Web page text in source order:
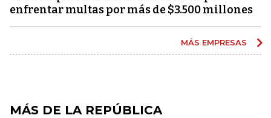
enfrentar multas por más de $3.500 millones
MÁS EMPRESAS
MÁS DE LA REPÚBLICA